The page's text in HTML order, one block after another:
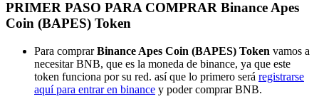
PRIMER PASO PARA COMPRAR Binance Apes
Coin (BAPES) Token
Para comprarBinance Apes Coin (BAPES) Token vamos a
necesitar BNB, que es la moneda de binance, ya que este
token funciona por su red. así que lo primero será registrarse
aquí para entrar en binance y poder comprar BNB.